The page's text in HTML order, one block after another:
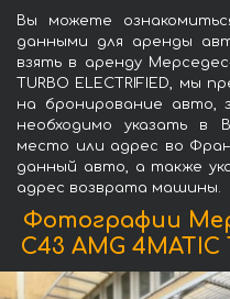
Вы можете
данными для аренды
взять в аренду
TURBO ELECTRIFIED, мы
на бронирование авто,
необходимо указать в
место или адрес во
данный авто, а также
адрес возврата машины.
Фотографии
C43 AMG 4MATIC